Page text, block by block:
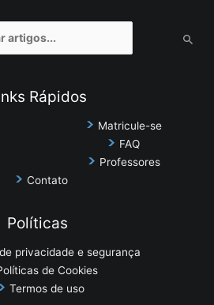
Rápidos
Matricule-se
FAQ
Professores
Contato
Políticas
privacidade e segurança
de Cookies
Termos de uso